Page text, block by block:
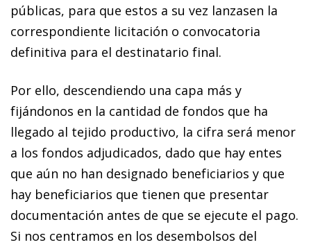
públicas, para que estos a su vez lanzasen la
correspondiente licitación o convocatoria
definitiva para el destinatario final.
Por ello, descendiendo una capa más y
fijándonos en la cantidad de fondos que ha
llegado al tejido productivo, la cifra será menor
a los fondos adjudicados, dado que hay entes
que aún no han designado beneficiarios y que
hay beneficiarios que tienen que presentar
documentación antes de que se ejecute el pago.
Si nos centramos en los desembolsos del